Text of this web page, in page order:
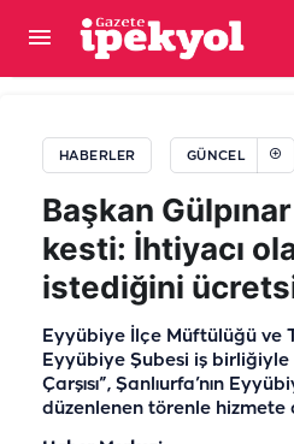
HABERLER GÜNCEL
Başkan
kesti: İhtiyacı
istediğini
Eyyübiye İlçe Müftülüğü ve
Eyyübiye Şubesi iş
Çarşısı”, Şanlıurfa’nın
düzenlenen törenle hizmete
Şanlıurfa’da en işlek yolun